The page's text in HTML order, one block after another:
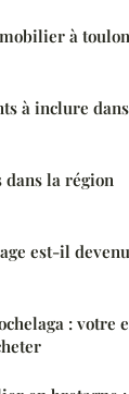
à
à inclure
la région
est-il devenu
: votre